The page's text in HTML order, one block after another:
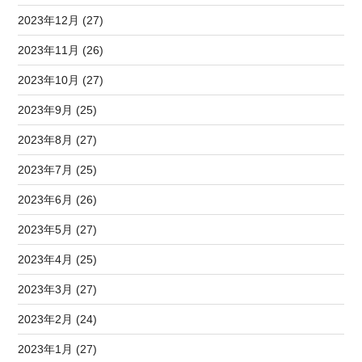
2023年12月 (27)
2023年11月 (26)
2023年10月 (27)
2023年9月 (25)
2023年8月 (27)
2023年7月 (25)
2023年6月 (26)
2023年5月 (27)
2023年4月 (25)
2023年3月 (27)
2023年2月 (24)
2023年1月 (27)